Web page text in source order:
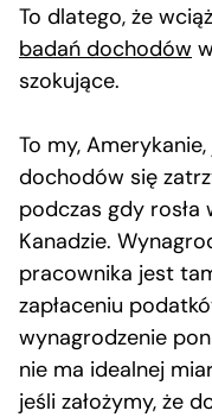
To dlatego, że
badań dochodów
szokujące.
To my,
dochodów się
podczas gdy rosła
Kanadzie.
pracownika jest
zapłaceniu
wynagrodzenie
nie ma idealnej
jeśli założymy, że